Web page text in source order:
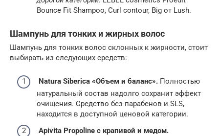
Bounce Fit Shampoo, Curl contour, Big от Lush.
Шампунь для тонких и жирных волос
Шампунь для тонких волос склонных к жирности, стоит
выбирать из следующих средств:
Natura Siberica «Объем и баланс». Полностью
натуральный состав надолго сохранит эффект
очищения. Средство без парабенов и SLS,
находится в доступной ценовой категории.
Apivita Propoline с крапивой и медом.